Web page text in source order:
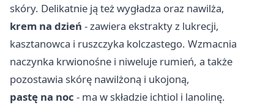
skóry. Delikatnie ją też wygładza oraz nawilża,
krem na dzień - zawiera ekstrakty z lukrecji,
kasztanowca i ruszczyka kolczastego. Wzmacnia
naczynka krwionośne i niweluje rumień, a także
pozostawia skórę nawilżoną i ukojoną,
pastę na noc - ma w składzie ichtiol i lanolinę.